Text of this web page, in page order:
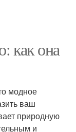
как она
модное
ваш
природную
и